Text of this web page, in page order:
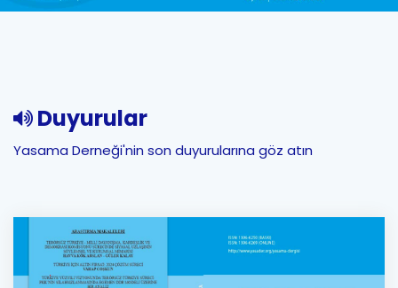
Duyurular
Yasama Derneği'nin son duyurularına göz atın